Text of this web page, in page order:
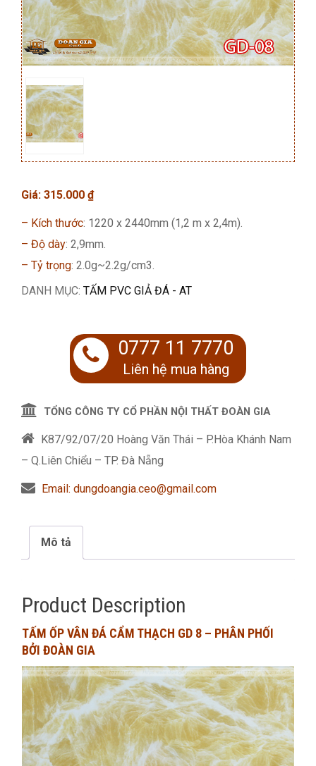
Giá: 315.000 ₫
– Kích thước: 1220 x 2440mm (1,2 m x 2,4m).
– Độ dày: 2,9mm.
– Tỷ trọng: 2.0g~2.2g/cm3.
DANH MỤC: TẤM PVC GIẢ ĐÁ - AT
0777 11 7770
Liên hệ mua hàng
TỔNG CÔNG TY CỔ PHẦN NỘI THẤT ĐOÀN GIA
K87/92/07/20 Hoàng Văn Thái – P.Hòa Khánh Nam
– Q.Liên Chiểu – TP. Đà Nẵng
Email: dungdoangia.ceo@gmail.com
Mô tả
Product Description
TẤM ỐP VÂN ĐÁ CẨM THẠCH GD 8 – PHÂN PHỐI
BỞI ĐOÀN GIA